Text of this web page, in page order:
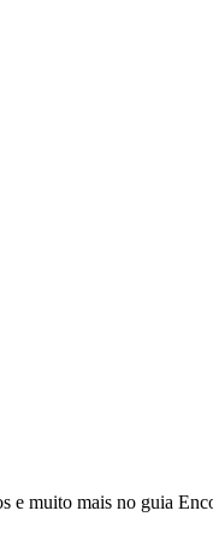
e muito mais no guia